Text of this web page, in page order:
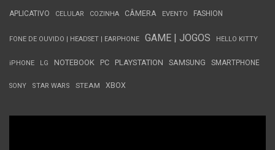
APLICATIVO CELULAR COZINHA CÂMERA EVENTO FASHION
FONE DE OUVIDO | HEADSET | EARPHONE GAME | JOGOS HELLO KITTY
iPHONE LG NOTEBOOK PC PLAYSTATION SAMSUNG SMARTPHONE
SONY STAR WARS STEAM XBOX